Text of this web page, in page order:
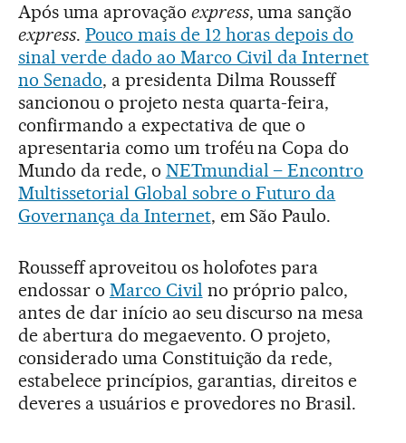
Após uma aprovação express, uma sanção
express. Pouco mais de 12 horas depois do
sinal verde dado ao Marco Civil da Internet
no Senado, a presidenta Dilma Rousseff
sancionou o projeto nesta quarta-feira,
confirmando a expectativa de que o
apresentaria como um troféu na Copa do
Mundo da rede, o NETmundial – Encontro
Multissetorial Global sobre o Futuro da
Governança da Internet, em São Paulo.
Rousseff aproveitou os holofotes para
endossar o Marco Civil no próprio palco,
antes de dar início ao seu discurso na mesa
de abertura do megaevento. O projeto,
considerado uma Constituição da rede,
estabelece princípios, garantias, direitos e
deveres a usuários e provedores no Brasil.